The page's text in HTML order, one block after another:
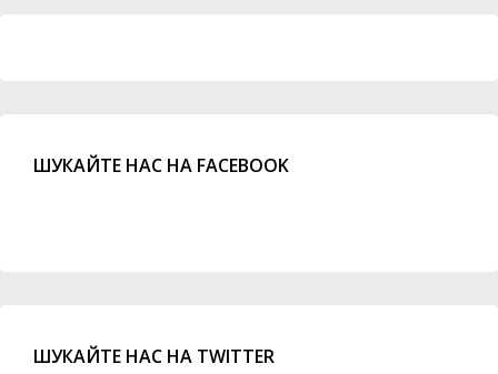
ШУКАЙТЕ НАС НА FACEBOOK
ШУКАЙТЕ НАС НА TWITTER